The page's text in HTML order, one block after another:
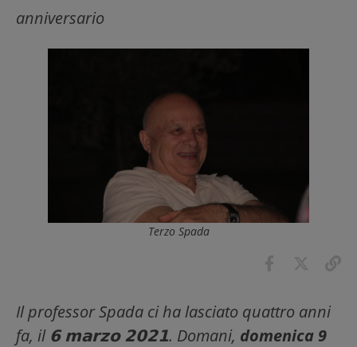
anniversario
Terzo Spada
Il professor Spada ci ha lasciato quattro anni
fa, il 𝟲 𝗺𝗮𝗿𝘇𝗼 𝟮𝟬𝟮𝟭. Domani, domenica 9